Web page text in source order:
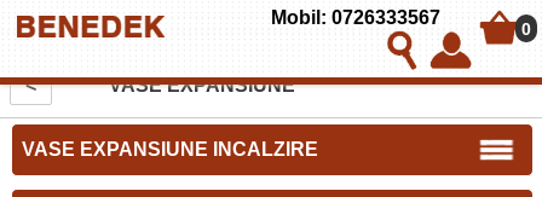
Mobil: 0726333567
0
< VASE EXPANSIUNE
VASE EXPANSIUNE INCALZIRE